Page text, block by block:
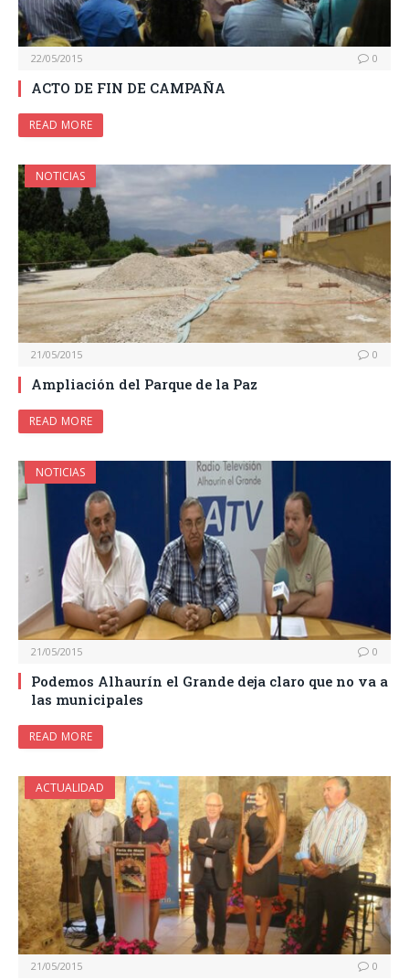
22/05/2015 0
ACTO DE FIN DE CAMPAÑA
READ MORE
NOTICIAS
21/05/2015 0
Ampliación del Parque de la Paz
READ MORE
NOTICIAS
21/05/2015 0
Podemos Alhaurín el Grande deja claro que no va a
las municipales
READ MORE
ACTUALIDAD
21/05/2015 0